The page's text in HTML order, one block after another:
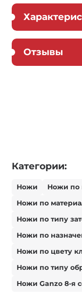
Отзывы
Категории:
Ножи Ножи по
Ножи по
Ножи по типу
Ножи по
Ножи по цвету
Ножи по типу
Ножи Ganzo 8-я